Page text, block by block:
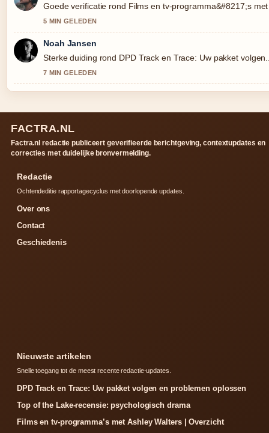
Goede verificatie rond Films en tv-programma&#8217;s
5 MIN GELEDEN
Noah Jansen
Sterke duiding rond DPD Track en Trace: Uw pakket
7 MIN GELEDEN
FACTRA.NL
Factra.nl redactie publiceert geverifieerde berichtgeving, contextupdates en
correcties met duidelijke bronvermelding.
Redactie
Ochtendeditie rapportagecyclus met doorlopende updates.
Over ons
Contact
Geschiedenis
Nieuwste artikelen
Snelle toegang tot de meest recente redactie-updates.
DPD Track en Trace: Uw pakket volgen en problemen oplossen
Top of the Lake-recensie: psychologisch drama
Films en tv-programma’s met Ashley Walters | Overzicht